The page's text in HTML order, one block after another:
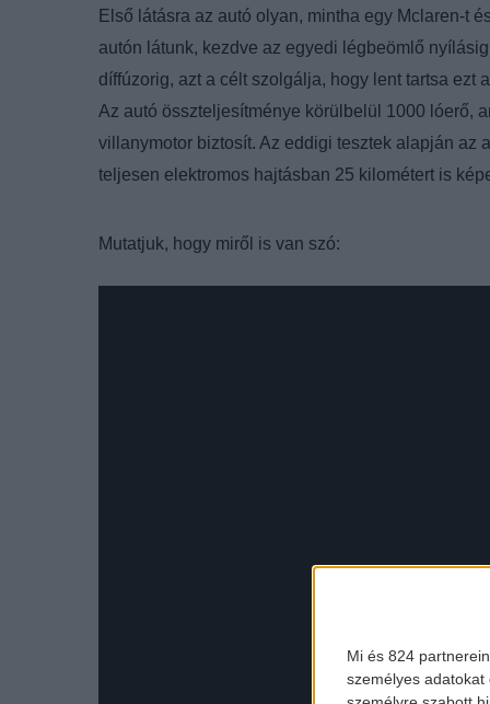
Mi és 824
személyes
Első látásra az autó olyan, mintha egy Mclaren-t
autón látunk, kezdve az egyedi légbeömlő
díffúzorig, azt a célt szolgálja, hogy lent tartsa ezt
Az autó összteljesítménye körülbelül 1000 lóerő,
villanymotor biztosít. Az eddigi tesztek alapján az
teljesen elektromos hajtásban 25 kilométert is
Mutatjuk, hogy miről is van szó: